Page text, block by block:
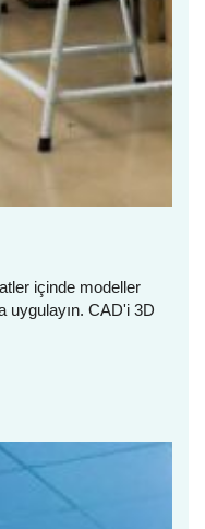
içinde modeller
uygulayın. CAD'i 3D